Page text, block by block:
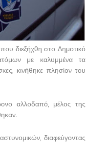
διεξήχθη στο Δημοτικό
με καλυμμένα τα
κινήθηκε πλησίον του
αλλοδαπό, μέλος της
διαφεύγοντας